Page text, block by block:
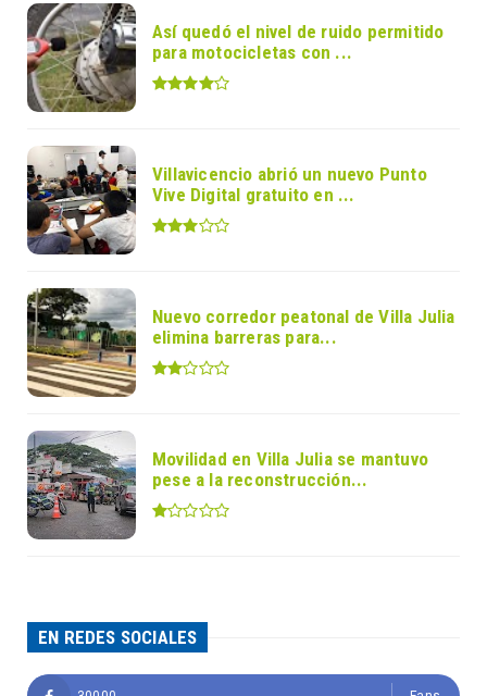
Así quedó el nivel de ruido permitido
para motocicletas con ...
Villavicencio abrió un nuevo Punto
Vive Digital gratuito en ...
Nuevo corredor peatonal de Villa Julia
elimina barreras para...
Movilidad en Villa Julia se mantuvo
pese a la reconstrucción...
EN REDES SOCIALES